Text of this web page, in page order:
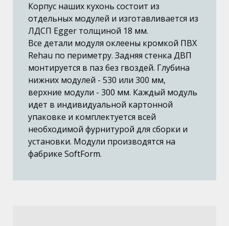
Корпус наших кухонь состоит из
отдельных модулей и изготавливается из
ЛДСП Egger толщиной 18 мм.
Все детали модуля оклеены кромкой ПВХ
Rehau по периметру. Задняя стенка ДВП
монтируется в паз без гвоздей. Глубина
нижних модулей - 530 или 300 мм,
верхние модули - 300 мм. Каждый модуль
идет в индивидуальной картонной
упаковке и комплектуется всей
необходимой фурнитурой для сборки и
установки. Модули производятся на
фабрике SoftForm.